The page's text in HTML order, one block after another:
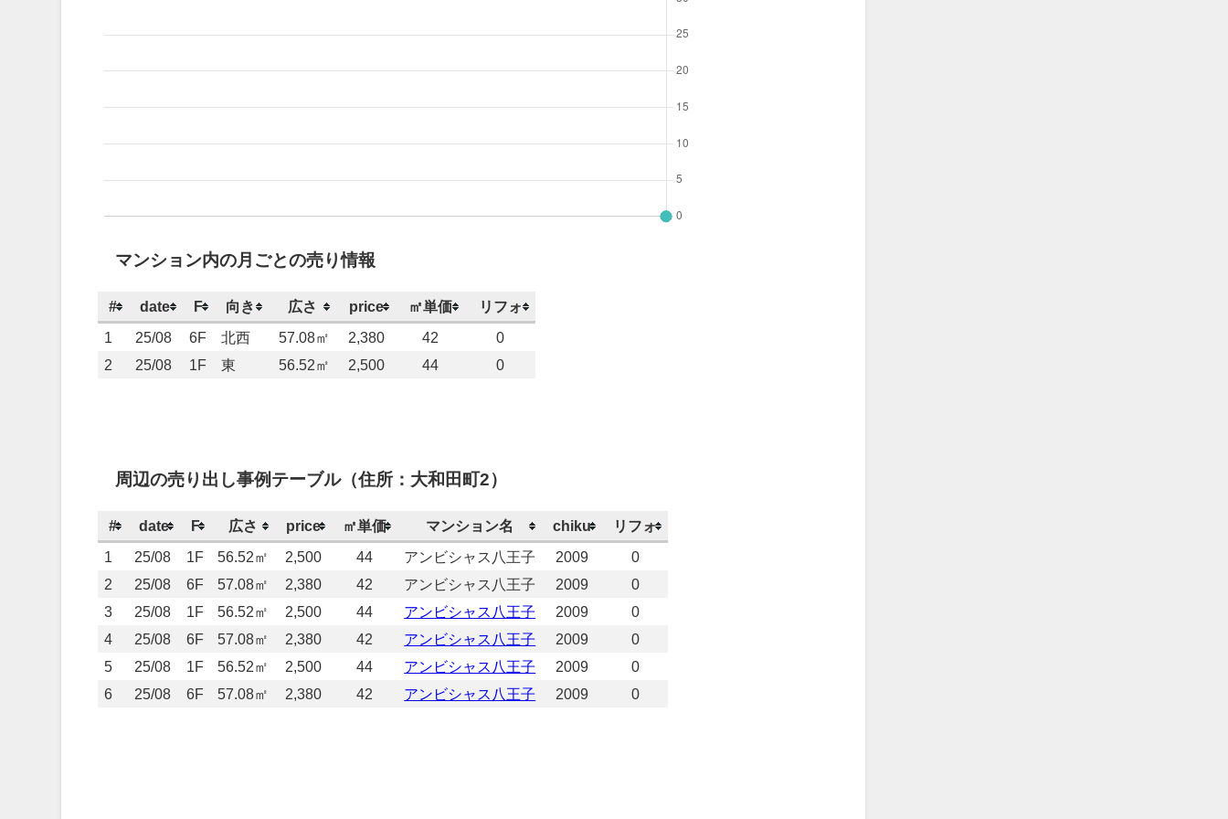
マンション内の月ごとの売り情報
# date F 向き 広さ price ㎡単価 リフォ
1 25/08 6F 北西 57.08㎡ 2,380 42
0
2
25/08 1F 東 56.52㎡ 2,500 44 0
周辺の売り出し事例テーブル（住所：大和田町2）
# date F 広さ price ㎡単価 マンション名 chiku リフォ
1 25/08 1F 56.52㎡ 2,500 44 アンビシャス八王子 2009
0
2
25/08 6F 57.08㎡ 2,380 42 アンビシャス八王子 2009
0
3
25/08 1F 56.52㎡ 2,500 44 アンビシャス八王子 2009
0
4
25/08 6F 57.08㎡ 2,380 42 アンビシャス八王子 2009
0
5
25/08 1F 56.52㎡ 2,500 44 アンビシャス八王子 2009
0
6
25/08 6F 57.08㎡ 2,380 42 アンビシャス八王子 2009 0